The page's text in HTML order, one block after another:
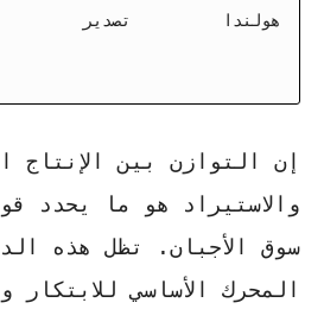
هولندا تصدير
إن التوازن بين الإنتاج
والاستيراد هو ما يحدد
سوق الأجبان. تظل هذه
المحرك الأساسي للابتكار